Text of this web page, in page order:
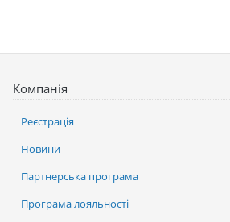
Компанія
Реєстрація
Новини
Партнерська програма
Програма лояльності